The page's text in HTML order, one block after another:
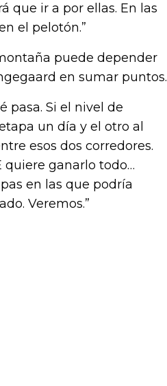
que ir a por ellas. En las
el pelotón.”
puede depender
en sumar puntos.
pasa. Si el nivel de
un día y el otro al
esos dos corredores.
quiere ganarlo todo…
en las que podría
Veremos.”